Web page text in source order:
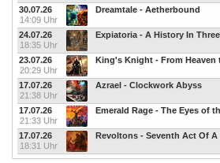
30.07.26
14:09 Uhr
Dreamtale - Aetherbound
24.07.26
18:35 Uhr
Expiatoria - A History In
23.07.26
20:29 Uhr
King's Knight - From Heaven
17.07.26
21:38 Uhr
Azrael - Clockwork Abyss
17.07.26
21:33 Uhr
Emerald Rage - The Eyes of
17.07.26
18:31 Uhr
Revoltons - Seventh Act Of A